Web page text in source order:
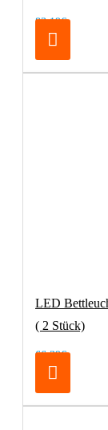
83,19€
LED
( 2 Stück)
66,39€